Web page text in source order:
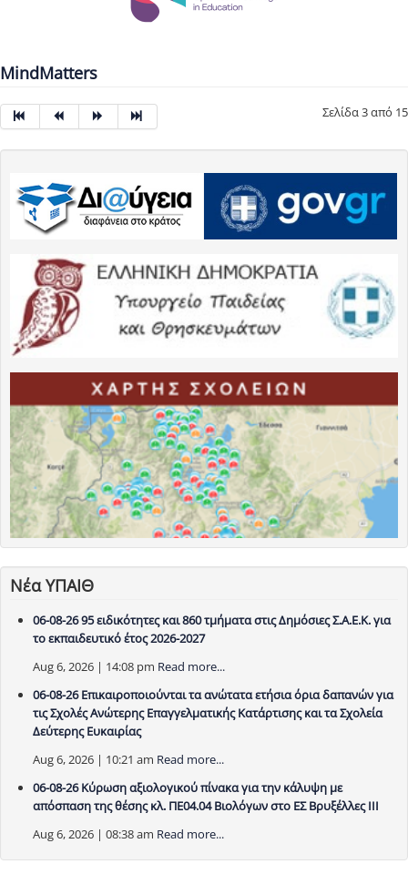
MindMatters
Σελίδα 3 από 15
Νέα ΥΠΑΙΘ
06-08-26 95 ειδικότητες και 860 τμήματα στις Δημόσιες Σ.Α.Ε.Κ. για
το εκπαιδευτικό έτος 2026-2027
Aug 6, 2026 | 14:08 pm Read more...
06-08-26 Επικαιροποιούνται τα ανώτατα ετήσια όρια δαπανών για
τις Σχολές Ανώτερης Επαγγελματικής Κατάρτισης και τα Σχολεία
Δεύτερης Ευκαιρίας
Aug 6, 2026 | 10:21 am Read more...
06-08-26 Κύρωση αξιολογικού πίνακα για την κάλυψη με
απόσπαση της θέσης κλ. ΠΕ04.04 Βιολόγων στο ΕΣ Βρυξέλλες ΙΙΙ
Aug 6, 2026 | 08:38 am Read more...